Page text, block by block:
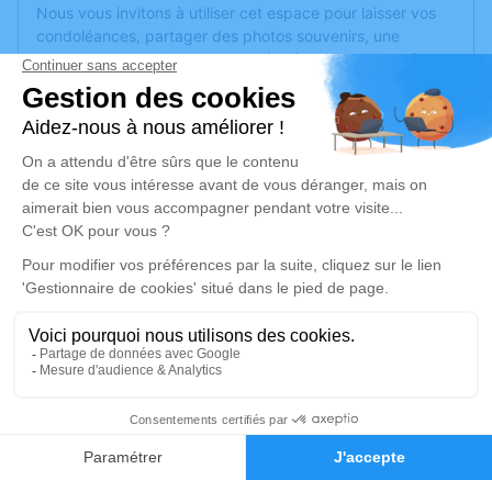
Faire-part Hommages
Nous vous invitons à utiliser cet espace pour laisser vos
condoléances, partager des photos souvenirs, une
anecdote ou exprimer vos pensées à travers des poèmes
ou des textes. Cet endroit est un lieu d'expression dédié à
honorer la mémoire de René MARTEAU.
Un service de plantation d’arbre hommage estdisponible
jeudi 16 juin 2022 à 15h30
Crématorium de Montreuil-Juigné
Avenue des Poiriers